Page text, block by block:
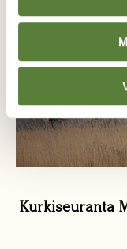
Kurkiseuranta